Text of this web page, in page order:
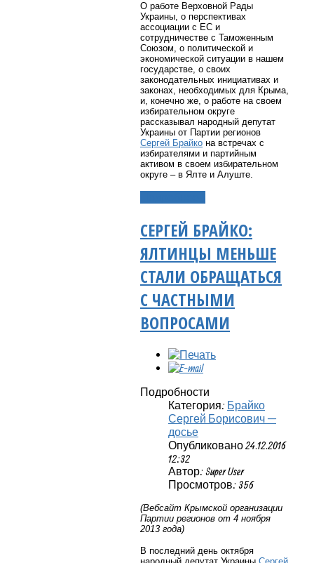
О работе Верховной Рады
Украины, о перспективах
ассоциации с ЕС и
сотрудничестве с Таможенным
Союзом, о политической и
экономической ситуации в нашем
государстве, о своих
законодательных инициативах и
законах, необходимых для Крыма,
и, конечно же, о работе на своем
избирательном округе
рассказывал народный депутат
Украины от Партии регионов
Сергей Брайко на встречах с
избирателями и партийным
активом в своем избирательном
округе – в Ялте и Алуште.
СЕРГЕЙ БРАЙКО:
ЯЛТИНЦЫ МЕНЬШЕ
СТАЛИ ОБРАЩАТЬСЯ
С ЧАСТНЫМИ
ВОПРОСАМИ
Подробности
Категория: Брайко
Сергей Борисович —
досье
Опубликовано 24.12.2016
12:32
Автор: Super User
Просмотров: 356
(Вебсайт Крымской организации
Партии регионов от 4 ноября
2013 года)
В последний день октября